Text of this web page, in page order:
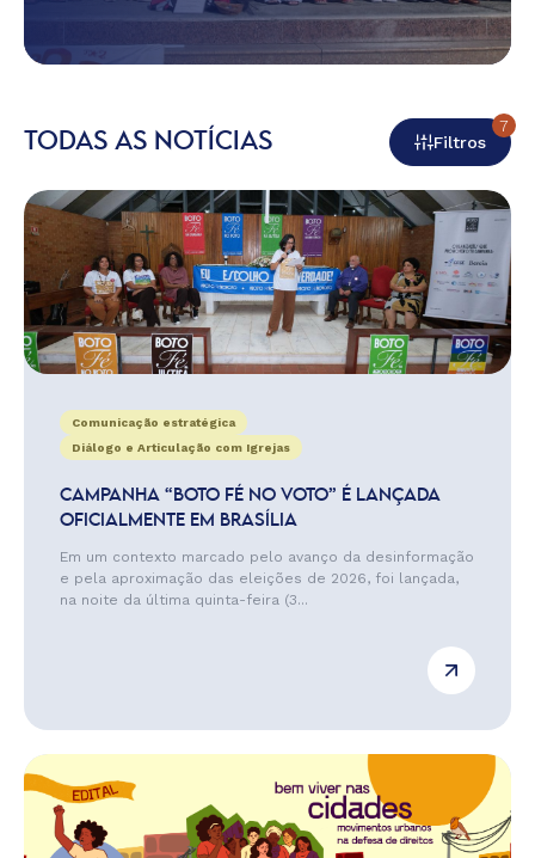
TODAS AS NOTÍCIAS Filtros
7
Comunicação estratégica
Diálogo e Articulação com Igrejas
CAMPANHA “BOTO FÉ NO VOTO” É LANÇADA
OFICIALMENTE EM BRASÍLIA
Em um contexto marcado pelo avanço da desinformação
e pela aproximação das eleições de 2026, foi lançada,
na noite da última quinta-feira (3...